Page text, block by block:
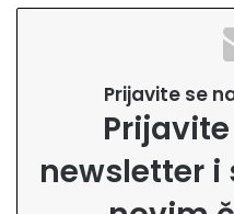
Prijavite se
newsletter i